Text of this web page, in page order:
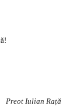
Preot Iulian Rață